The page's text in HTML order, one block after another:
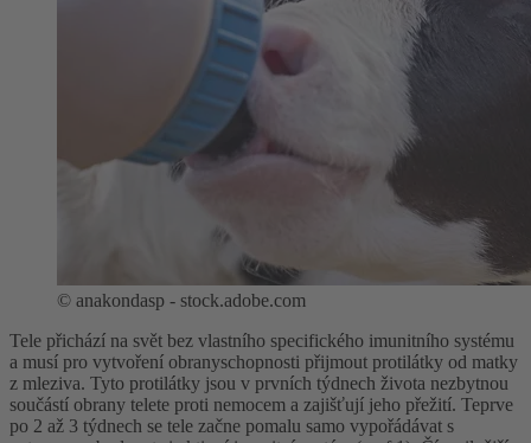
© anakondasp - stock.adobe.com
Tele přichází na svět bez vlastního specifického imunitního systému
a musí pro vytvoření obranyschopnosti přijmout protilátky od matky
z mleziva. Tyto protilátky jsou v prvních týdnech života nezbytnou
součástí obrany telete proti nemocem a zajišťují jeho přežití. Teprve
po 2 až 3 týdnech se tele začne pomalu samo vypořádávat s